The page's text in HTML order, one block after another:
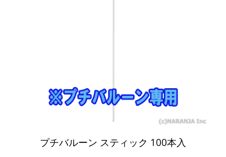
プチバルーン スティック 100本入